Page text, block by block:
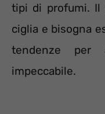
tipi di profumi. Il
ciglia e bisogna
tendenze per
impeccabile.